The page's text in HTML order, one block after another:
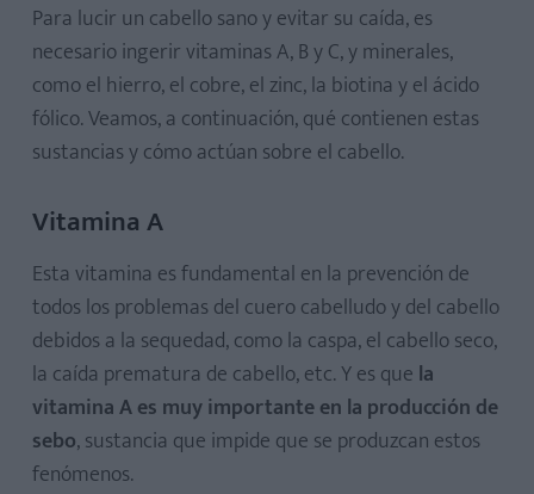
Para lucir un cabello sano y evitar su caída, es
necesario ingerir vitaminas A, B y C, y minerales,
como el hierro, el cobre, el zinc, la biotina y el ácido
fólico. Veamos, a continuación, qué contienen estas
sustancias y cómo actúan sobre el cabello.
Vitamina A
Esta vitamina es fundamental en la prevención de
todos los problemas del cuero cabelludo y del cabello
debidos a la sequedad, como la caspa, el cabello seco,
la caída prematura de cabello, etc. Y es que la
vitamina A es muy importante en la producción de
sebo, sustancia que impide que se produzcan estos
fenómenos.